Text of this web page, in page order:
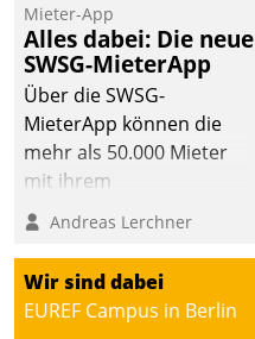
Mieter-App
Alles dabei: Die neue
SWSG-MieterApp
Über die SWSG-
MieterApp können die
mehr als 50.000 Mieter
mit ihrem
Wohnungsunternehmen
kommunizieren, auf dem
Laufenden bleiben, Daten
einsehen und ändern
oder
Andreas Lerchner
Wir sind dabei
EUREF Campus in Berlin